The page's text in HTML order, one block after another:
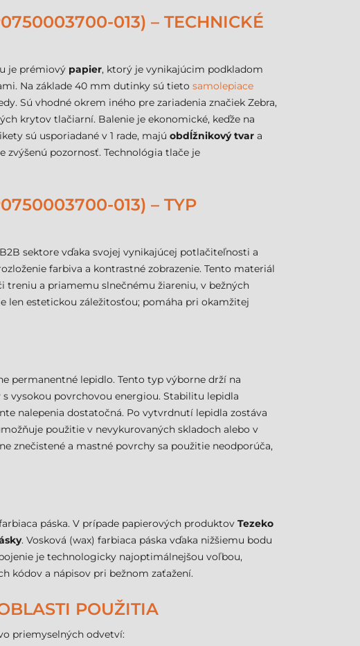
013) – TECHNICKÉ
je prémiový papier, ktorý je vynikajúcim podkladom
Na základe 40 mm dutinky sú tieto samolepiace
Sú vhodné okrem iného pre zariadenia značiek Zebra,
krytov tlačiarní. Balenie je ekonomické, keďže na
sú usporiadané v 1 rade, majú obdĺžnikový tvar a
zvýšenú pozornosť. Technológia tlače je
013) – TYP
sektore vďaka svojej vynikajúcej potlačiteľnosti a
farbiva a kontrastné zobrazenie. Tento materiál
a priamemu slnečnému žiareniu, v bežných
len estetickou záležitosťou; pomáha pri okamžitej
permanentné lepidlo. Tento typ výborne drží na
vysokou povrchovou energiou. Stabilitu lepidla
nalepenia dostatočná. Po vytvrdnutí lepidla zostáva
použitie v nevykurovaných skladoch alebo v
znečistené a mastné povrchy sa použitie neodporúča,
páska. V prípade papierových produktov Tezeko
. Vosková (wax) farbiaca páska vďaka nižšiemu bodu
je technologicky najoptimálnejšou voľbou,
kódov a nápisov pri bežnom zaťažení.
POUŽITIA
priemyselných odvetví: